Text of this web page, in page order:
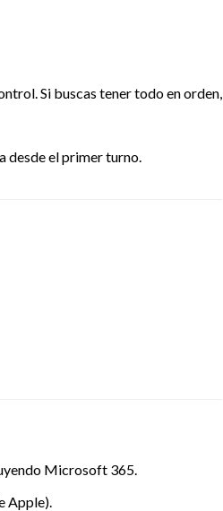
Si buscas tener todo en orden,
desde el primer turno.
Microsoft 365.
Apple).